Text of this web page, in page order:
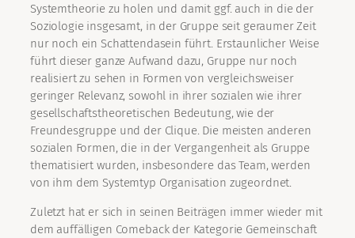
Systemtheorie zu holen und damit ggf. auch in die der
Soziologie insgesamt, in der Gruppe seit geraumer Zeit
nur noch ein Schattendasein führt. Erstaunlicher Weise
führt dieser ganze Aufwand dazu, Gruppe nur noch
realisiert zu sehen in Formen von vergleichsweiser
geringer Relevanz, sowohl in ihrer sozialen wie ihrer
gesellschaftstheoretischen Bedeutung, wie der
Freundesgruppe und der Clique. Die meisten anderen
sozialen Formen, die in der Vergangenheit als Gruppe
thematisiert wurden, insbesondere das Team, werden
von ihm dem Systemtyp Organisation zugeordnet.
Zuletzt hat er sich in seinen Beiträgen immer wieder mit
dem auffälligen Comeback der Kategorie Gemeinschaft